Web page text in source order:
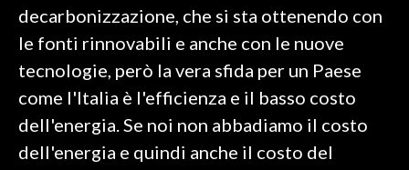
NOTIZIE
EVENTI
3 MINUTI CON
decarbonizzazione, che si sta ottenendo con
le fonti rinnovabili e anche con le nuove
tecnologie, però la vera sfida per un Paese
come l'Italia è l'efficienza e il basso costo
dell'energia. Se noi non abbadiamo il costo
dell'energia e quindi anche il costo del